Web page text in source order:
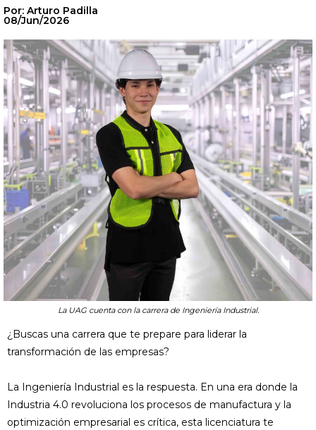
Por: Arturo Padilla
08/Jun/2026
La UAG cuenta con la carrera de Ingeniería Industrial.
¿Buscas una carrera que te prepare para liderar la
transformación de las empresas?
La Ingeniería Industrial es la respuesta. En una era donde la
Industria 4.0 revoluciona los procesos de manufactura y la
optimización empresarial es crítica, esta licenciatura te